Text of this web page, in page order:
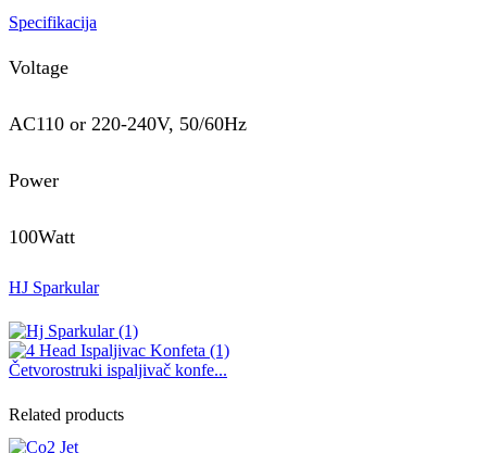
Specifikacija
Voltage
AC110 or 220-240V, 50/60Hz
Power
100Watt
HJ Sparkular
Četvorostruki ispaljivač konfe...
Related products